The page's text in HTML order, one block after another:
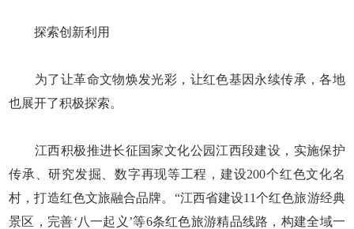
探索创新利用
为了让革命文物焕发光彩，让红色基因永续传承，各地
也展开了积极探索。
江西积极推进长征国家文化公园江西段建设，实施保护
传承、研究发掘、数字再现等工程，建设200个红色文化名
村，打造红色文旅融合品牌。“江西省建设11个红色旅游经典
景区，完善‘八一起义’等6条红色旅游精品线路，构建全域一